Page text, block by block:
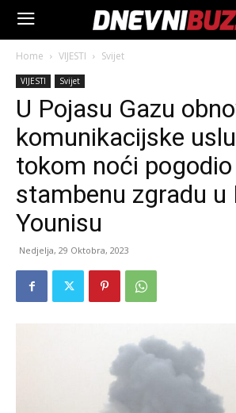
Home VIJESTI Svijet
VIJESTI Svijet
U Pojasu Gazu
komunikacijske
tokom noći pogodio
stambenu zgradu u
Younisu
Nedjelja, 29 Oktobra, 2023